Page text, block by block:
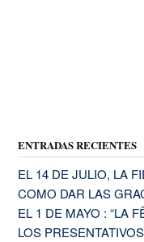
ENTRADAS RECIENTES
EL 14 DE JULIO, LA
COMO DAR LAS
EL 1 DE MAYO : “LA
LOS